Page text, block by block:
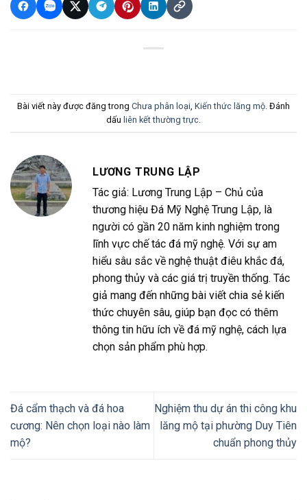
Bài viết này được đăng trong Chưa phân loại Kiến thức lăng mộ . Đánh
dấu liên kết thường trực
LƯƠNG TRUNG LẬP
Tác giả: Lương Trung Lập – Chủ của
thương hiệu Đá Mỹ Nghệ Trung Lập, là
người có gần 20 năm kinh nghiệm trong
lĩnh vực chế tác đá mỹ nghệ. Với sự am
hiểu sâu sắc về nghệ thuật điêu khắc đá,
phong thủy và các giá trị truyền thống. Tác
giả mang đến những bài viết chia sẻ kiến
thức chuyên sâu, giúp bạn đọc có thêm
thông tin hữu ích về đá mỹ nghệ, cách lựa
chọn sản phẩm phù hợp.
Đá cẩm thạch và đá hoa
cương: Nên chọn loại nào làm
mộ?
Nghiệm thu dự án thi công khu
lăng mộ tại phường Duy Tiên
chuẩn phong thủy